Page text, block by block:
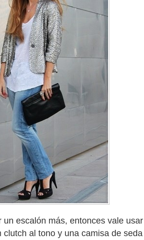
un escalón más, entonces vale
clutch al tono y una camisa de